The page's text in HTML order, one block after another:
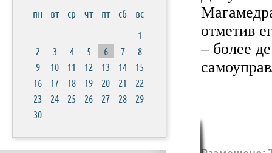
отметив
– более
пн
вт ср чт пт сб
вс
1
2
3 4 5 6 7
8
9
10 11 12 13 14
15
16
17 18 19 20 21
22
23
24 25 26 27 28
29
30